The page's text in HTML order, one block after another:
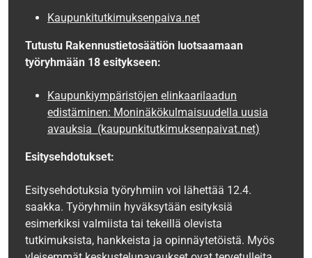
Kaupunkitutkimuksenpaiva.net
Tutustu Rakennustietosäätiön luotsaamaan
työryhmään 18 esitykseen:
Kaupunkiympäristöjen elinkaarilaadun
edistäminen: Moninäkökulmaisuudella uusia
avauksia (kaupunkitutkimuksenpaivat.net)
Esitysehdotukset:
Esitysehdotuksia työryhmiin voi lähettää 12.4.
saakka. Työryhmiin hyväksytään esityksiä
esimerkiksi valmiista tai tekeillä olevista
tutkimuksista, hankkeista ja opinnäytetöistä. Myös